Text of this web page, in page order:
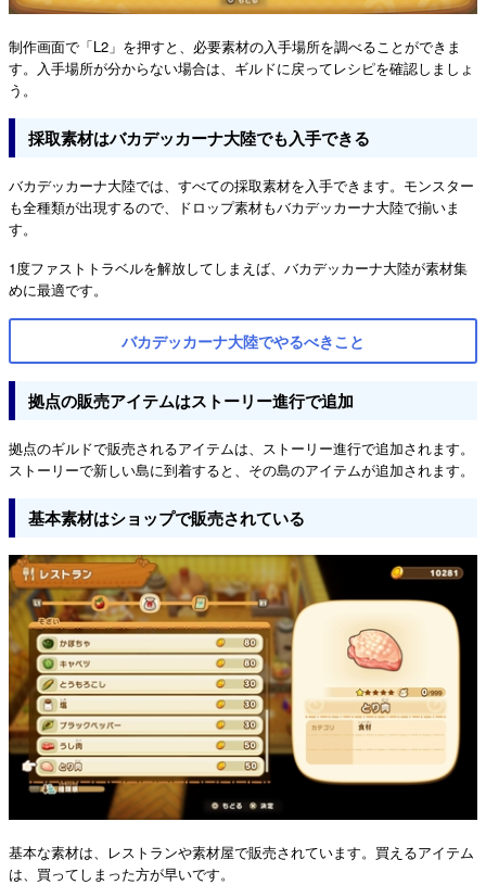
制作画面で「L2」を押すと、必要素材の入手場所を調べることができま
す。入手場所が分からない場合は、ギルドに戻ってレシピを確認しましょ
う。
採取素材はバカデッカーナ大陸でも入手できる
バカデッカーナ大陸では、すべての採取素材を入手できます。モンスター
も全種類が出現するので、ドロップ素材もバカデッカーナ大陸で揃いま
す。
1度ファストトラベルを解放してしまえば、バカデッカーナ大陸が素材集
めに最適です。
バカデッカーナ大陸でやるべきこと
拠点の販売アイテムはストーリー進行で追加
拠点のギルドで販売されるアイテムは、ストーリー進行で追加されます。
ストーリーで新しい島に到着すると、その島のアイテムが追加されます。
基本素材はショップで販売されている
基本な素材は、レストランや素材屋で販売されています。買えるアイテム
は、買ってしまった方が早いです。